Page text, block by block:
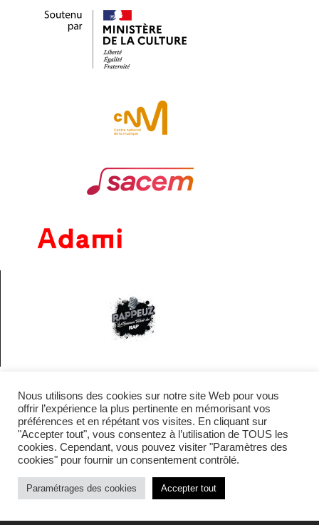
Mentions légales
Politique de confidentialité
COMMUNICATION
Nous utilisons des cookies sur notre site Web pour vous
offrir l’expérience la plus pertinente en mémorisant vos
préférences et en répétant vos visites. En cliquant sur
"Accepter tout", vous consentez à l’utilisation de TOUS les
cookies. Cependant, vous pouvez visiter "Paramètres des
cookies" pour fournir un consentement contrôlé.
Paramétrages des cookies Accepter tout